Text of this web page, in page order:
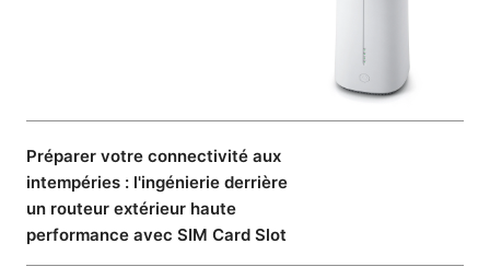
Préparer votre connectivité aux
intempéries : l'ingénierie derrière
un routeur extérieur haute
performance avec SIM Card Slot